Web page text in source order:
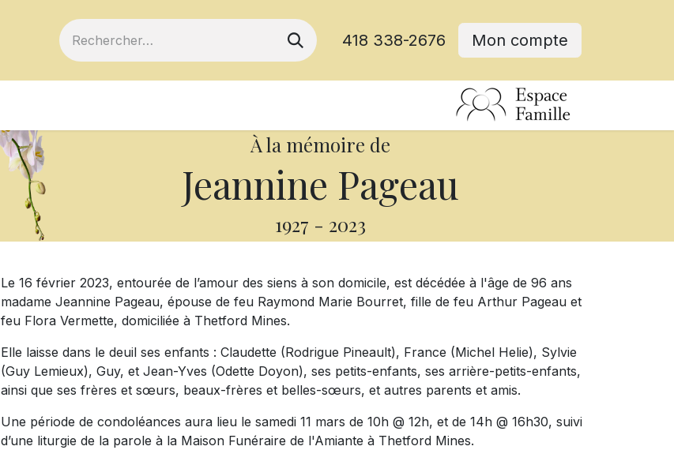
418 338-2676 Mon compte
À la mémoire de
Jeannine Pageau
1927 - 2023
Le 16 février 2023, entourée de l’amour des siens à son domicile, est décédée à l'âge de 96 ans
madame Jeannine Pageau, épouse de feu Raymond Marie Bourret, fille de feu Arthur Pageau et
feu Flora Vermette, domiciliée à Thetford Mines.
Elle laisse dans le deuil ses enfants : Claudette (Rodrigue Pineault), France (Michel Helie), Sylvie
(Guy Lemieux), Guy, et Jean-Yves (Odette Doyon), ses petits-enfants, ses arrière-petits-enfants,
ainsi que ses frères et sœurs, beaux-frères et belles-sœurs, et autres parents et amis.
Une période de condoléances aura lieu le samedi 11 mars de 10h @ 12h, et de 14h @ 16h30, suivi
d’une liturgie de la parole à la Maison Funéraire de l'Amiante à Thetford Mines.